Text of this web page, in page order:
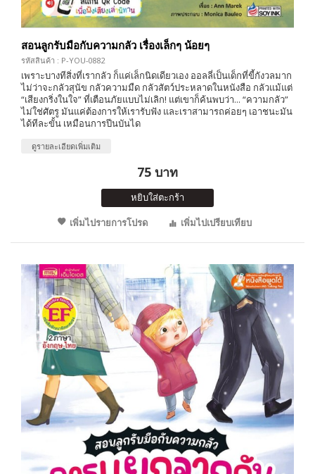
สอนลูกรับมือกับความกลัว เรื่องเล็กๆ น้อยๆ
รหัสสินค้า : P-YOU-0882
เพราะบางทีสิ่งที่เรากลัว ก็แค่เล็กนิดเดียวเอง ออลลี่เป็นเด็กที่ขี้กังวลมาก
ไม่ว่าจะกลัวสุนัข กลัวความมืด กลัวสัตว์ประหลาดในหนังสือ กลัวแม้แต่
“เสียงกริ่งในใจ” ที่เตือนภัยแบบไม่เลิก! แต่เขาก็ค้นพบว่า... “ความกลัว”
ไม่ใช่ศัตรู มันแค่ต้องการให้เรารับฟัง และเราสามารถค่อยๆ เอาชนะมัน
ได้ทีละขั้น เหมือนการปีนบันได
ดูรายละเอียดเพิ่มเติม
75 บาท
หยิบใส่ตะกร้า
เพิ่มไปรายการโปรด
เพิ่มไปเปรียบเทียบ